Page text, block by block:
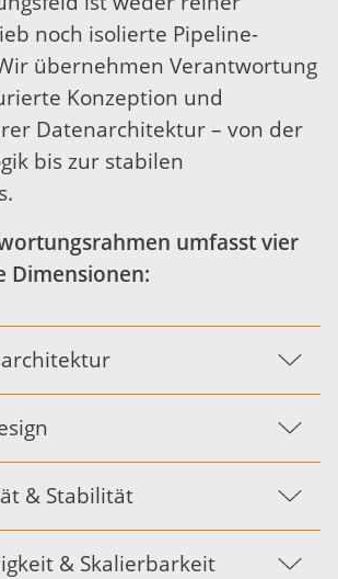
noch isolierte Pipeline-
übernehmen Verantwortung
Konzeption und
Datenarchitektur – von der
bis zur stabilen
umfasst vier
Dimensionen:
& Stabilität
& Skalierbarkeit